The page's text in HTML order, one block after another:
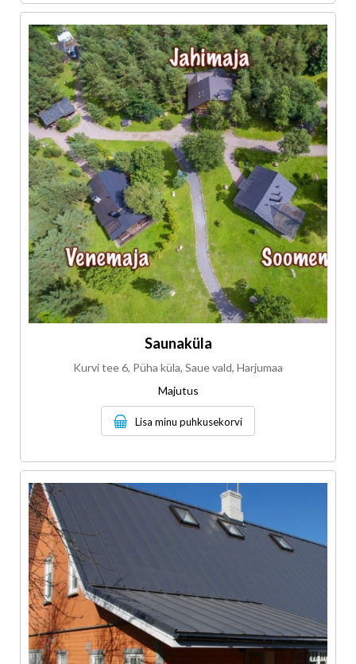
Saunaküla
Kurvi tee 6, Püha küla, Saue vald, Harjumaa
Majutus
Lisa minu puhkusekorvi